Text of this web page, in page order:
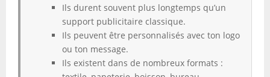
Ils durent souvent plus longtemps qu’un
support publicitaire classique.
Ils peuvent être personnalisés avec ton logo
ou ton message.
Ils existent dans de nombreux formats :